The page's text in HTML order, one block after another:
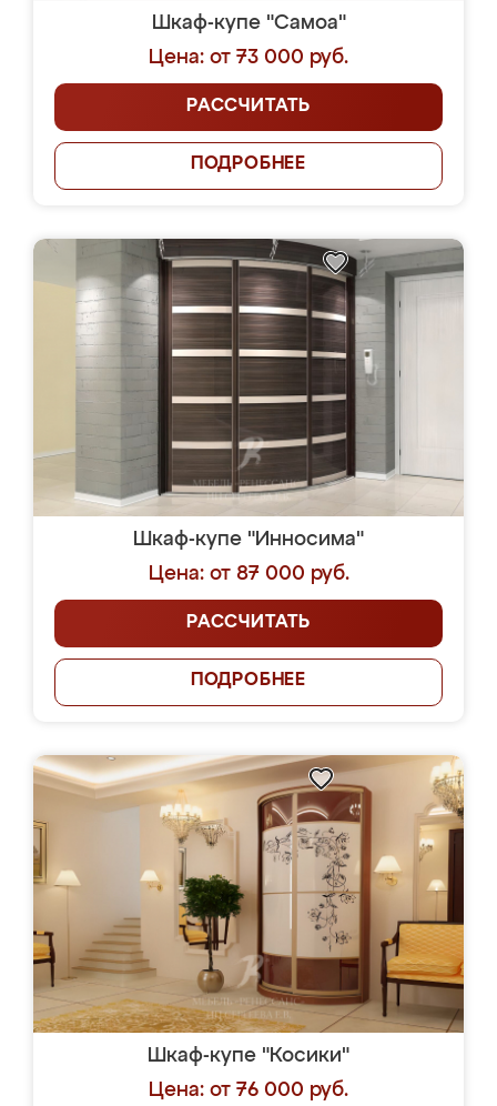
Шкаф-купе "Самоа"
Цена: от 73 000 руб.
РАССЧИТАТЬ
ПОДРОБНЕЕ
Шкаф-купе "Инносима"
Цена: от 87 000 руб.
РАССЧИТАТЬ
ПОДРОБНЕЕ
Шкаф-купе "Косики"
Цена: от 76 000 руб.